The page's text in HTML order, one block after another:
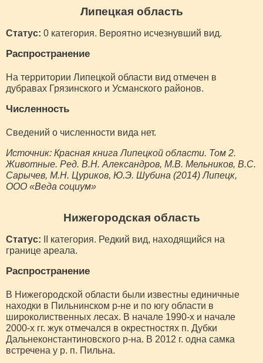
Липецкая область
Статус: 0 категория. Вероятно исчезнувший вид.
Распространение
На территории Липецкой области вид отмечен в
дубравах Грязинского и Усманского районов.
Численность
Сведений о численности вида нет.
Источник: Красная книга Липецкой области. Том 2.
Животные. Ред. В.Н. Александров, М.В. Мельников, В.С.
Сарычев, М.Н. Цуриков, Ю.Э. Шубина (2014) Липецк,
ООО «Веда социум»
Нижегородская область
Статус: II категория. Редкий вид, находящийся на
границе ареала.
Распространение
В Нижегородской области были известны единичные
находки в Пильнинском р-не и по югу области в
широколиственных лесах. В начале 1990-х и начале
2000-х гг. жук отмечался в окрестностях п. Дубки
Дальнеконстантиновского р-на. В 2012 г. одна самка
встречена у р. п. Пильна.